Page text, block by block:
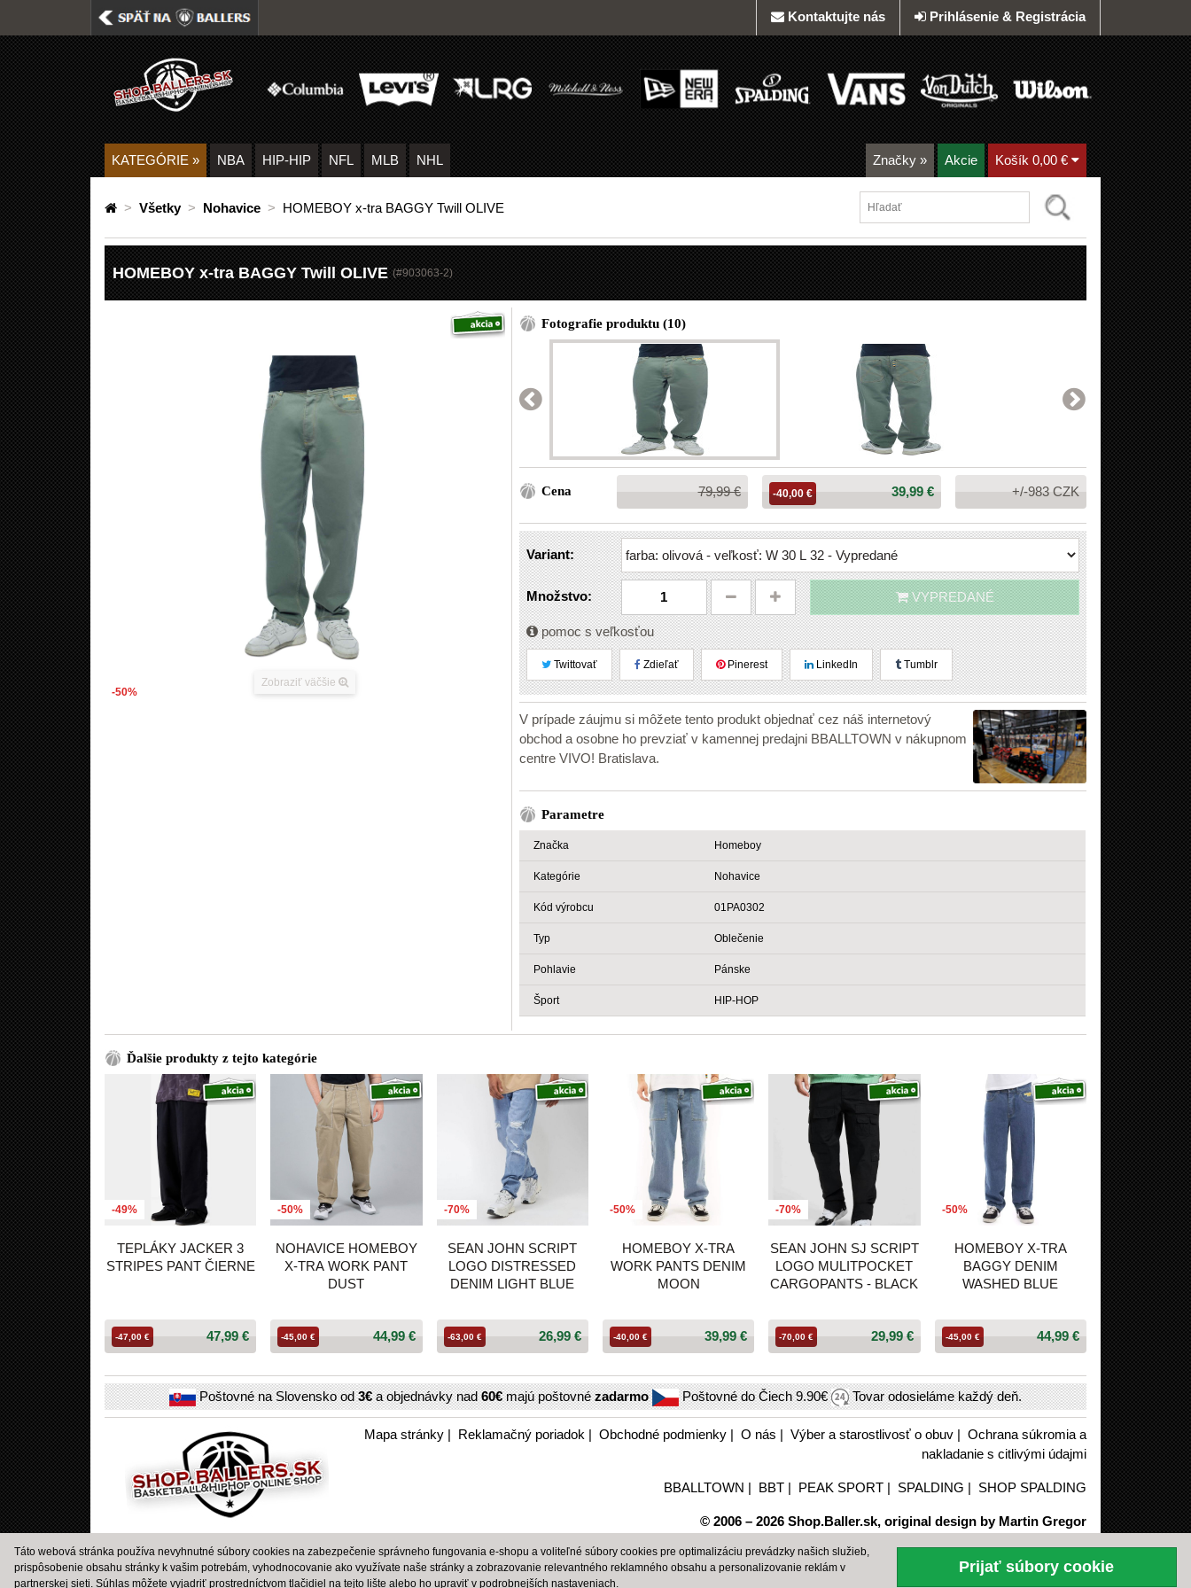
Prihlásenie & Registrácia
Kontaktujte nás
KATEGÓRIE » NBA HIP-HIP NFL MLB NHL Značky » Akcie Košík 0,00 €
> Všetky > Nohavice > HOMEBOY x-tra BAGGY Twill OLIVE
HOMEBOY x-tra BAGGY Twill OLIVE (#903063-2)
Zobraziť väčšie
-50%
Fotografie produktu (10)
Cena
Bežná
cena:
79,99 € Cena:
39,99 €
-40,00 € +/-983 CZK
Variant:
Množstvo: VYPREDANÉ
pomoc s veľkosťou
Twittovať Zdieľať Pinerest LinkedIn Tumblr
V prípade záujmu si môžete tento produkt objednať cez náš internetový
obchod a osobne ho prevziať v kamennej predajni BBALLTOWN v nákupnom
centre VIVO! Bratislava.
Parametre
Značka Homeboy
Kategórie Nohavice
Kód výrobcu 01PA0302
Typ Oblečenie
Pohlavie Pánske
Šport HIP-HOP
Ďalšie produkty z tejto kategórie
-49%
TEPLÁKY JACKER 3
STRIPES PANT ČIERNE
47,99 €
-47,00 €
-50%
NOHAVICE HOMEBOY
X-TRA WORK PANT
DUST
44,99 €
-45,00 €
-70%
SEAN JOHN SCRIPT
LOGO DISTRESSED
DENIM LIGHT BLUE
26,99 €
-63,00 €
-50%
HOMEBOY X-TRA
WORK PANTS DENIM
MOON
39,99 €
-40,00 €
-70%
SEAN JOHN SJ SCRIPT
LOGO MULITPOCKET
CARGOPANTS - BLACK
29,99 €
-70,00 €
-50%
HOMEBOY X-TRA
BAGGY DENIM
WASHED BLUE
44,99 €
-45,00 €
Poštovné na Slovensko od3€a objednávky nad60€majú poštovnézadarmo Poštovné do Čiech9.90€ Tovar odosieláme každý deň.
Mapa stránky| Reklamačný poriadok | Obchodné podmienky| O nás | Výber a starostlivosť o obuv| Ochrana súkromia a
nakladanie s citlivými údajmi
BBALLTOWN | BBT| PEAK SPORT| SPALDING | SHOP SPALDING
© 2006 – 2026 Shop.Baller.sk, original design by Martin Gregor
Táto webová stránka používa nevyhnutné súbory cookies na zabezpečenie správneho fungovania e-shopu a voliteľné súbory cookies pre optimalizáciu prevádzky našich služieb,
prispôsobenie obsahu stránky k vašim potrebám, vyhodnocovanie ako využívate naše stránky a zobrazovanie relevantného reklamného obsahu a personalizovanie reklám v
partnerskej sieti. Súhlas môžete vyjadriť prostredníctvom tlačidiel na tejto lište alebo ho upraviť v podrobnejších nastaveniach.
Prijať súbory cookie